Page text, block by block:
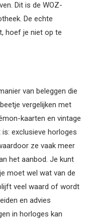
Dit is de WOZ-
De echte
hoef je niet op te
van beleggen die
vergelijken met
kaarten en vintage
exclusieve horloges
ze vaak meer
het aanbod. Je kunt
moet wel wat van de
veel waard of wordt
en advies
in horloges kan